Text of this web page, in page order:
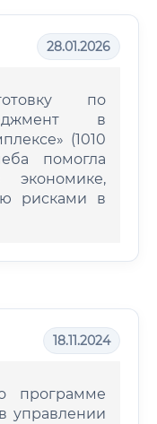
28.01.2026
по
в
(1010
помогла
экономике,
рисками в
18.11.2024
программе
управлении